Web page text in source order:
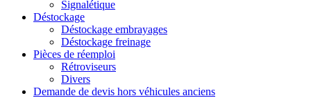
Signalétique
Déstockage
Déstockage embrayages
Déstockage freinage
Pièces de réemploi
Rétroviseurs
Divers
Demande de devis hors véhicules anciens